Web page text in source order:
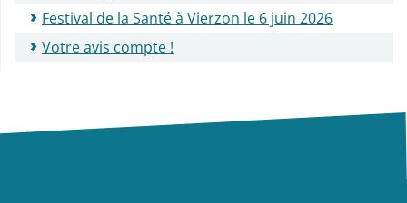
Festival de la Santé à Vierzon le 6 juin 2026
Votre avis compte !